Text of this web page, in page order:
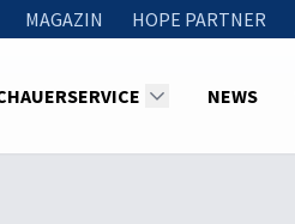
MAGAZIN HOPE PARTNER
NEWS